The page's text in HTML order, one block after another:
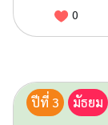
0
ปีที่ 3 มัธยม